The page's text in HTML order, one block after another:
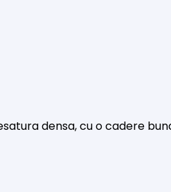
densa, cu o cadere